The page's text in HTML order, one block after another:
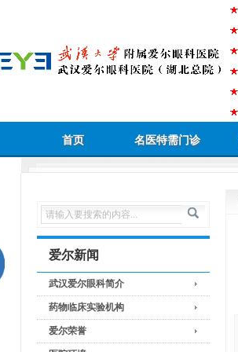
首页 名医特需门诊
爱尔新闻
武汉爱尔眼科简介
药物临床实验机构
爱尔荣誉